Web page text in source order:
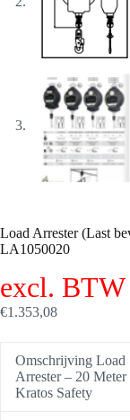
Load Arrester (Last
LA1050020
excl. BTW
€1.353,08
Omschrijving Load
Arrester – 20 Meter
Kratos Safety